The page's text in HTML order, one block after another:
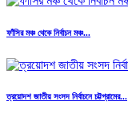
ফাঁসির মঞ্চ থেকে নির্বাচন মঞ্চ...
ত্রয়োদশ জাতীয় সংসদ নির্বাচনে চট্টগ্রামের...